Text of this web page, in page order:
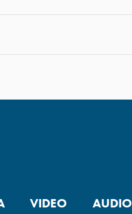
VIDEO AUDIO